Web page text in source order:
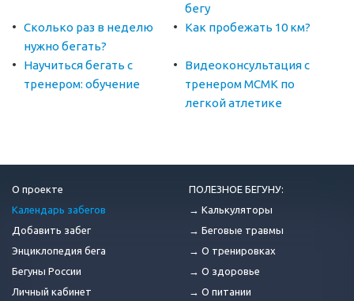
бегу
Сколько раз в неделю
нужно бегать?
Как пробежать 10 км?
Научиться бегать с
тренером: обучение
Видеоконсультация с
тренером МСМК по
легкой атлетике
О проекте
Календарь забегов
Добавить забег
Энциклопедия бега
Бегуны России
Личный кабинет
ПОЛЕЗНОЕ БЕГУНУ:
→ Калькуляторы
→ Беговые травмы
→ О тренировках
→ О здоровье
→ О питании